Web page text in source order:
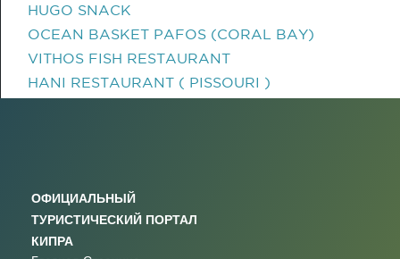
HUGO SNACK
OCEAN BASKET PAFOS (CORAL BAY)
VITHOS FISH RESTAURANT
HANI RESTAURANT ( PISSOURI )
ОФИЦИАЛЬНЫЙ
ТУРИСТИЧЕСКИЙ ПОРТАЛ
КИПРА